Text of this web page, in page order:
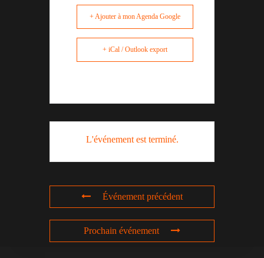
+ Ajouter à mon Agenda Google
+ iCal / Outlook export
L'événement est terminé.
Événement précédent
Prochain événement